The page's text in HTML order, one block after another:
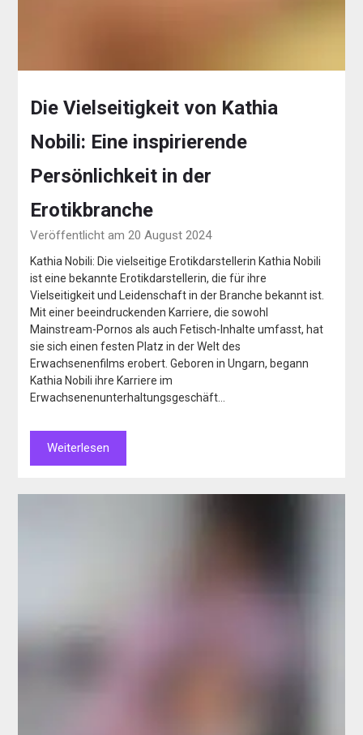
Die Vielseitigkeit von Kathia
Nobili: Eine inspirierende
Persönlichkeit in der
Erotikbranche
Veröffentlicht am 20 August 2024
Kathia Nobili: Die vielseitige Erotikdarstellerin Kathia Nobili
ist eine bekannte Erotikdarstellerin, die für ihre
Vielseitigkeit und Leidenschaft in der Branche bekannt ist.
Mit einer beeindruckenden Karriere, die sowohl
Mainstream-Pornos als auch Fetisch-Inhalte umfasst, hat
sie sich einen festen Platz in der Welt des
Erwachsenenfilms erobert. Geboren in Ungarn, begann
Kathia Nobili ihre Karriere im
Erwachsenenunterhaltungsgeschäft…
Weiterlesen